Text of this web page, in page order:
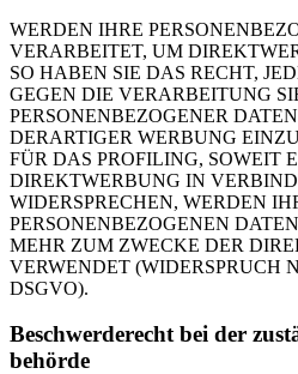
WERDEN IHRE
VERARBEITET, UM
SO HABEN SIE DAS RECHT,
GEGEN DIE VERARBEITUNG
PERSONENBEZOGENER
DERARTIGER WERBUNG
FÜR DAS PROFILING, SOWEIT
DIREKTWERBUNG IN
WIDERSPRECHEN, WERDEN
PERSONENBEZOGENEN
MEHR ZUM ZWECKE DER
VERWENDET (WIDERSPRUCH
DSGVO).
Beschwerde­recht bei der
behörde